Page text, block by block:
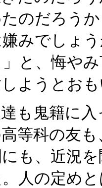
のだろう
みでしょ
と、悔や
ようとお
も鬼籍に入
等科の友
も、近況
人の定め